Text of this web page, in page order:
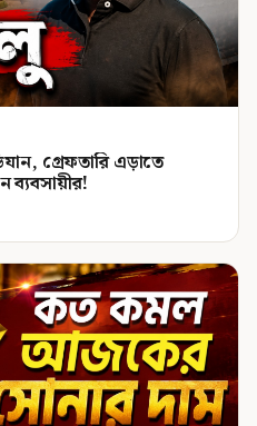
গ্রেফতারি এড়াতে